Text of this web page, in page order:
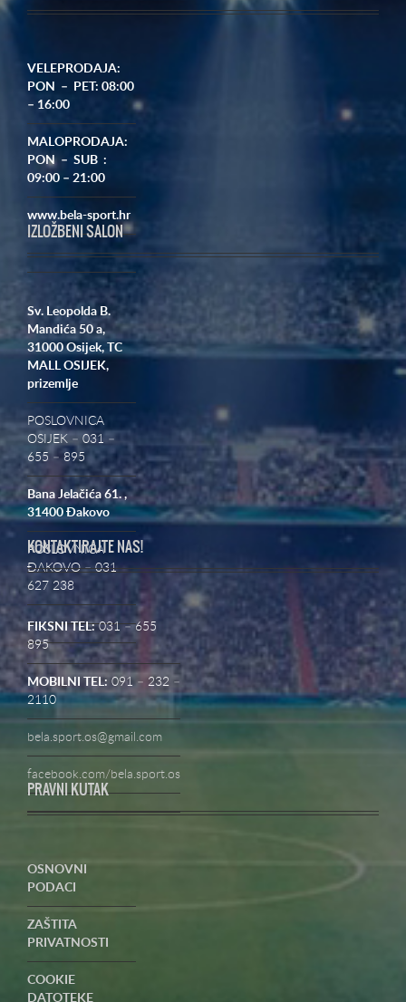
VELEPRODAJA:
PON – PET: 08:00
– 16:00
MALOPRODAJA:
PON – SUB :
09:00 – 21:00
www.bela-sport.hr
IZLOŽBENI SALON
Sv. Leopolda B.
Mandića 50 a,
31000 Osijek,
TC
MALL OSIJEK,
prizemlje
POSLOVNICA
OSIJEK – 031 –
655 – 895
Bana Jelačića 61. ,
31400 Đakovo
POSLOVNICA
ĐAKOVO – 031
627 238
KONTAKTIRAJTE NAS!
FIKSNI TEL:031 – 655
895
MOBILNI TEL: 091 – 232 –
2110
bela.sport.os@gmail.com
facebook.com/bela.sport.os
PRAVNI KUTAK
OSNOVNI
PODACI
ZAŠTITA
PRIVATNOSTI
COOKIE
DATOTEKE